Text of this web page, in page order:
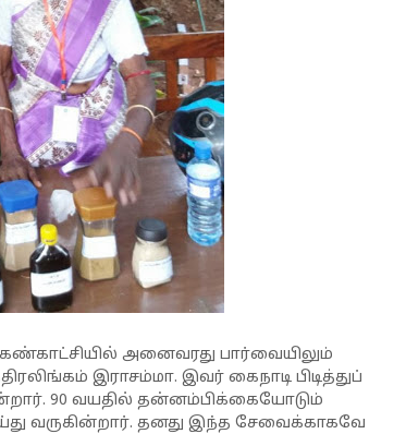
கண்காட்சியில் அனைவரது பார்வையிலும்
இராசம்மா. இவர் கைநாடி பிடித்துப்
90 வயதில் தன்னம்பிக்கையோடும்
வருகின்றார். தனது இந்த சேவைக்காகவே